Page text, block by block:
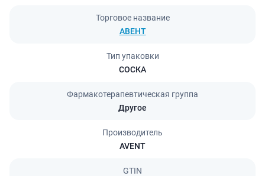
Торговое название
АВЕНТ
Тип упаковки
СОСКА
Фармакотерапевтическая группа
Другое
Производитель
AVENT
GTIN